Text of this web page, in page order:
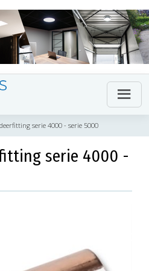
serie 4000 - serie 5000
serie 4000 -